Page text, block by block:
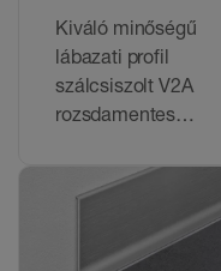
Kiváló minőségű
lábazati profil
szálcsiszolt V2A
rozsdamentes
különböző
magasságban